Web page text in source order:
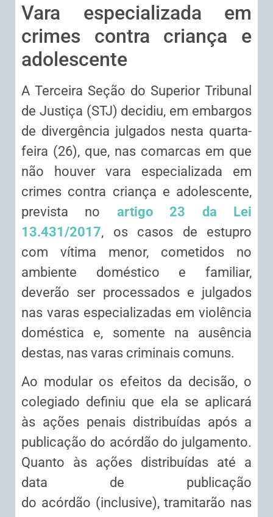
Vara especializada em
crimes contra criança e
adolescente
A Terceira Seção do Superior Tribunal
de Justiça (STJ) decidiu, em embargos
de divergência julgados nesta quarta-
feira (26), que, nas comarcas em que
não houver vara especializada em
crimes contra criança e adolescente,
prevista no artigo 23 da Lei
13.431/2017, os casos de estupro
com vítima menor, cometidos no
ambiente doméstico e familiar,
deverão ser processados e julgados
nas varas especializadas em violência
doméstica e, somente na ausência
destas, nas varas criminais comuns.
Ao modular os efeitos da decisão, o
colegiado definiu que ela se aplicará
às ações penais distribuídas após a
publicação do acórdão do julgamento.
Quanto às ações distribuídas até a
data de publicação
do acórdão (inclusive), tramitarão nas